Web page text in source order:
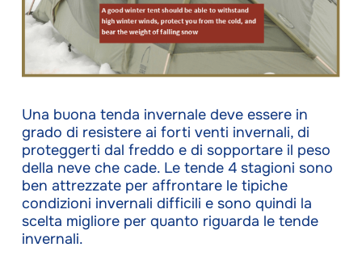
Una buona tenda invernale deve essere in
grado di resistere ai forti venti invernali, di
proteggerti dal freddo e di sopportare il peso
della neve che cade. Le tende 4 stagioni sono
ben attrezzate per affrontare le tipiche
condizioni invernali difficili e sono quindi la
scelta migliore per quanto riguarda le tende
invernali.